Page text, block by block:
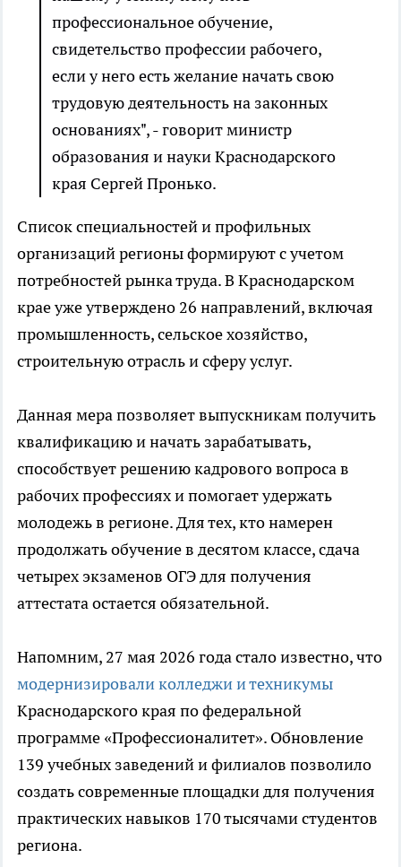
профессиональное обучение,
свидетельство профессии рабочего,
если у него есть желание начать свою
трудовую деятельность на законных
основаниях", - говорит министр
образования и науки Краснодарского
края Сергей Пронько.
Список специальностей и профильных
организаций регионы формируют с учетом
потребностей рынка труда. В Краснодарском
крае уже утверждено 26 направлений, включая
промышленность, сельское хозяйство,
строительную отрасль и сферу услуг.
Данная мера позволяет выпускникам получить
квалификацию и начать зарабатывать,
способствует решению кадрового вопроса в
рабочих профессиях и помогает удержать
молодежь в регионе. Для тех, кто намерен
продолжать обучение в десятом классе, сдача
четырех экзаменов ОГЭ для получения
аттестата остается обязательной.
Напомним, 27 мая 2026 года стало известно, что
модернизировали колледжи и техникумы
Краснодарского края по федеральной
программе «Профессионалитет». Обновление
139 учебных заведений и филиалов позволило
создать современные площадки для получения
практических навыков 170 тысячами студентов
региона.